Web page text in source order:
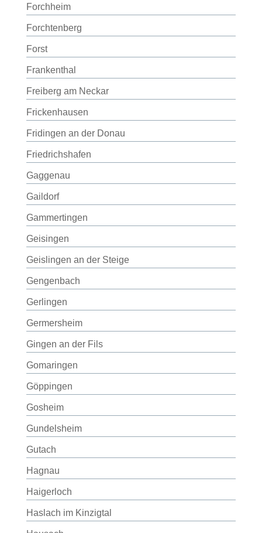
Forchheim
Forchtenberg
Forst
Frankenthal
Freiberg am Neckar
Frickenhausen
Fridingen an der Donau
Friedrichshafen
Gaggenau
Gaildorf
Gammertingen
Geisingen
Geislingen an der Steige
Gengenbach
Gerlingen
Germersheim
Gingen an der Fils
Gomaringen
Göppingen
Gosheim
Gundelsheim
Gutach
Hagnau
Haigerloch
Haslach im Kinzigtal